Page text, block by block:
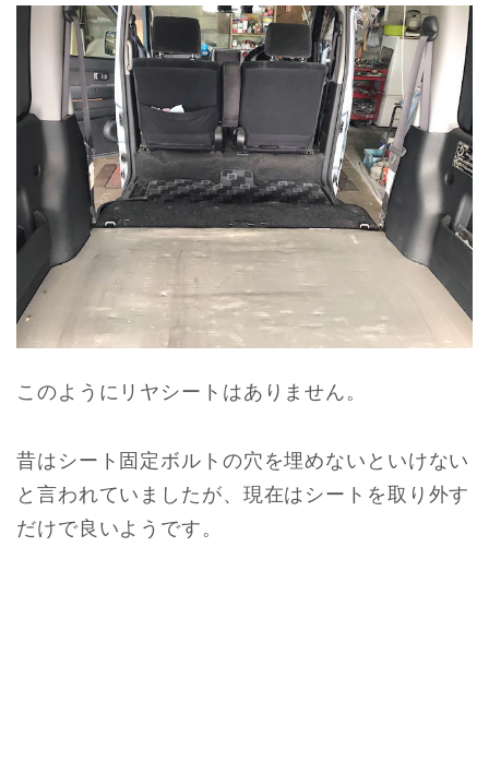
このようにリヤシートはありません。
昔はシート固定ボルトの穴を埋めないといけない
と言われていましたが、現在はシートを取り外す
だけで良いようです。